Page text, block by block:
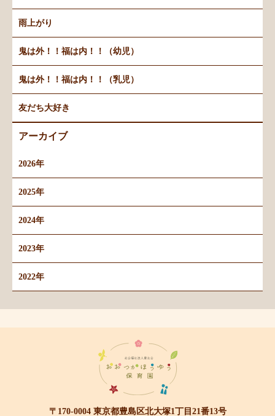
雨上がり
鬼は外！！福は内！！（幼児）
鬼は外！！福は内！！（乳児）
友だち大好き
アーカイブ
2026年
2025年
2024年
2023年
2022年
〒170-0004 東京都豊島区北大塚1丁目21番13号